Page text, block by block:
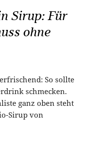
Sirup: Für
ohne
So sollte
schmecken.
ganz oben steht
Sirup von